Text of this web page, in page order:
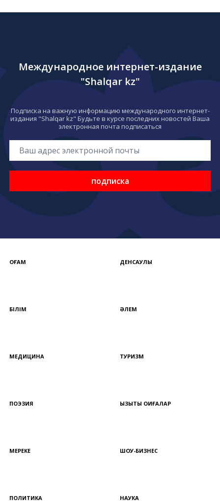
Международное интернет-издание
"Shalqar kz"
Подписка на важную информацию международного интернет-
издания "Shalqar kz" Будьте в курсе последних новостей Ваша
электронная почта подписаться
подписка
ҚОҒАМ ДЕНСАУЛЫҚ
БІЛІМ ӘЛЕМ
МЕДИЦИНА ТУРИЗМ
ПОЭЗИЯ ҚЫЗЫҚТЫ ОҚИҒАЛАР
МЕРЕКЕ ШОУ-БИЗНЕС
ПОЛИТИКА НАУКА